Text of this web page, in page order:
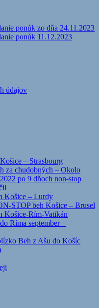
ponúk zo dňa 24.11.2023
ponúk 11.12.2023
údajov
– Strasbourg
za chudobných – Okolo
po 9 dňoch non-stop
Košice – Lurdy
STOP beh Košice – Brusel
Košice-Rím-Vatikán
Ríma september –
Beh z Ašu do Košíc